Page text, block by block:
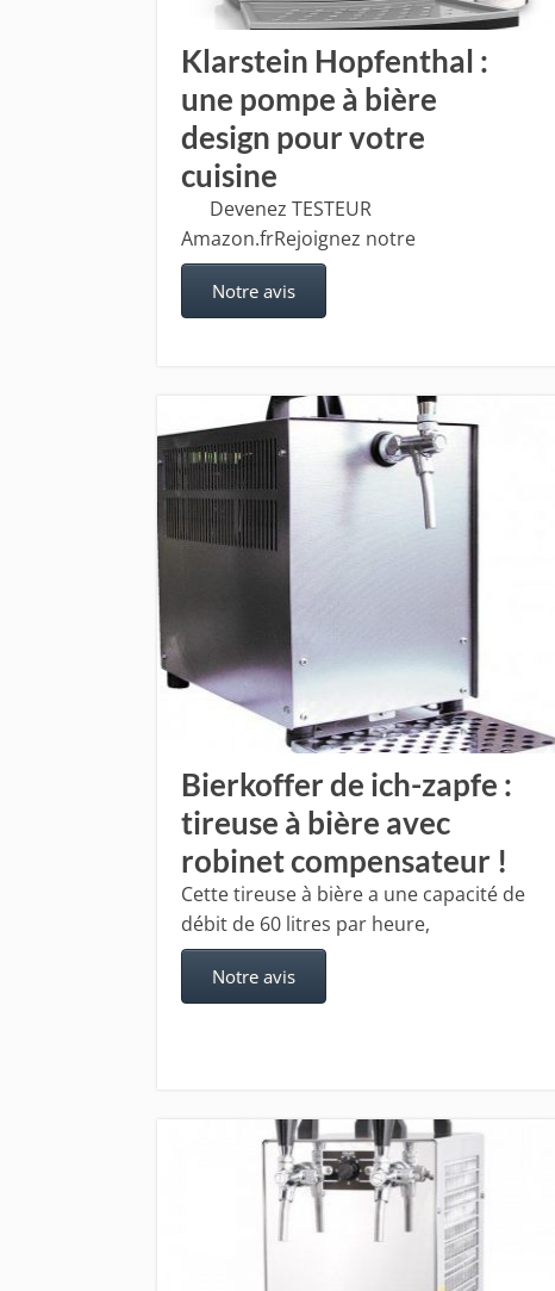
Klarstein Hopfenthal :
une pompe à bière
design pour votre
cuisine
​Devenez TESTEUR
Amazon.frRejoignez notre
Notre avis
Bierkoffer de ich-zapfe :
tireuse à bière avec
robinet compensateur !
Cette tireuse à bière a une capacité de
débit de 60 litres par heure,
Notre avis